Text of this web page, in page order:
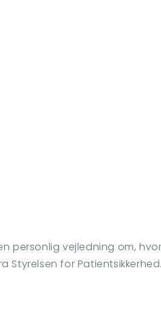
personlig vejledning om,
Styrelsen for Patientsikkerhed.